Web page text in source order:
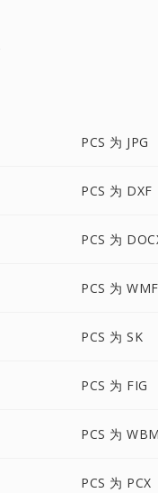
PCS 为 JPG
PCS 为 DXF
PCS 为
PCS 为 WMF
PCS 为 SK
PCS 为 FIG
PCS 为
PCS 为 PCX